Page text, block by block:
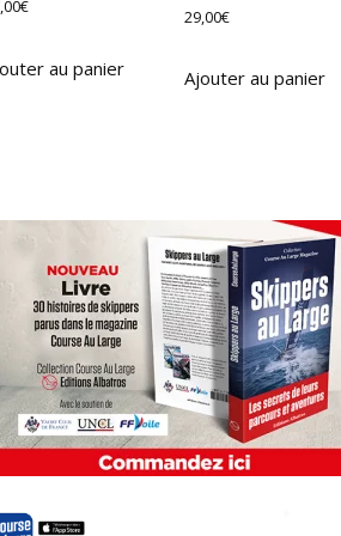
€
au panier
29,00€
Ajouter au panier